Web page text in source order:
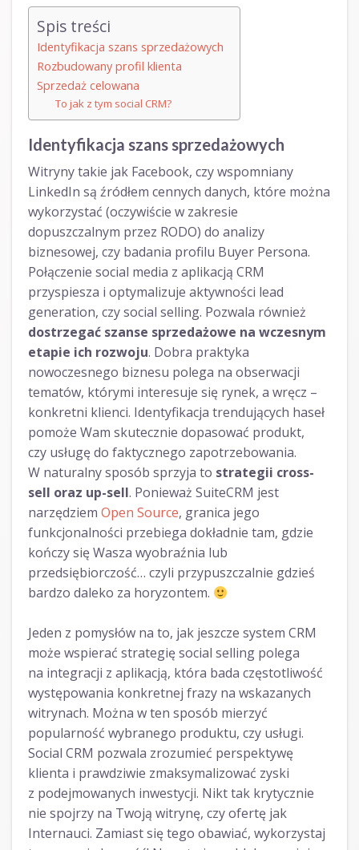
Spis treści
Identyfikacja szans sprzedażowych
Rozbudowany profil klienta
Sprzedaż celowana
To jak z tym social CRM?
Identyfikacja szans sprzedażowych
Witryny takie jak Facebook, czy wspomniany
LinkedIn są źródłem cennych danych, które można
wykorzystać (oczywiście w zakresie
dopuszczalnym przez RODO) do analizy
biznesowej, czy badania profilu Buyer Persona.
Połączenie social media z aplikacją CRM
przyspiesza i optymalizuje aktywności lead
generation, czy social selling. Pozwala również
dostrzegać szanse sprzedażowe na wczesnym
etapie ich rozwoju. Dobra praktyka
nowoczesnego biznesu polega na obserwacji
tematów, którymi interesuje się rynek, a wręcz –
konkretni klienci. Identyfikacja trendujących haseł
pomoże Wam skutecznie dopasować produkt,
czy usługę do faktycznego zapotrzebowania.
W naturalny sposób sprzyja to strategii cross-
sell oraz up-sell. Ponieważ SuiteCRM jest
narzędziem Open Source, granica jego
funkcjonalności przebiega dokładnie tam, gdzie
kończy się Wasza wyobraźnia lub
przedsiębiorczość… czyli przypuszczalnie gdzieś
bardzo daleko za horyzontem.
Jeden z pomysłów na to, jak jeszcze system CRM
może wspierać strategię social selling polega
na integracji z aplikacją, która bada częstotliwość
występowania konkretnej frazy na wskazanych
witrynach. Można w ten sposób mierzyć
popularność wybranego produktu, czy usługi.
Social CRM pozwala zrozumieć perspektywę
klienta i prawdziwie zmaksymalizować zyski
z podejmowanych inwestycji. Nikt tak krytycznie
nie spojrzy na Twoją witrynę, czy ofertę jak
Internauci. Zamiast się tego obawiać, wykorzystaj